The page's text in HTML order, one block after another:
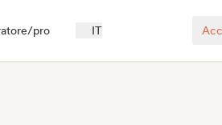
pro IT